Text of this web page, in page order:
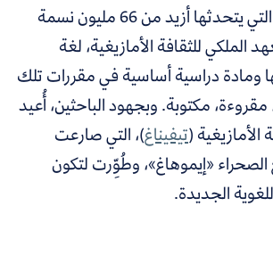
يتحدثها أزيد من 66 مليون نسمة
الملكي للثقافة الأمازيغية، لغة
ومادة دراسية أساسية في مقررات تلك
مكتوبة. وبجهود الباحثين، أُعيد
(تيفيناغ)، التي صارعت
الصحراء «إيموهاغ»، وطُوِّرت لتكون
الجديدة.